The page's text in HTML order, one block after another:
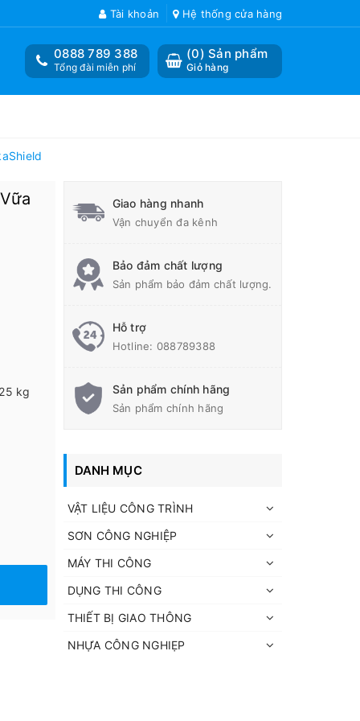
Tài khoản Hệ thống cửa hàng
(0) Sản phẩm
Giỏ hàng
0888 789 388
Tổng đài miễn phí
kg
Giao hàng nhanh
Vận chuyển đa kênh
Bảo đảm chất lượng
Sản phẩm bảo đảm chất lượng.
Hỗ trợ
Hotline: 088789388
Sản phẩm chính hãng
Sản phẩm chính hãng
DANH MỤC
VẬT LIỆU CÔNG TRÌNH
SƠN CÔNG NGHIỆP
MÁY THI CÔNG
DỤNG THI CÔNG
THIẾT BỊ GIAO THÔNG
NHỰA CÔNG NGHIẸP